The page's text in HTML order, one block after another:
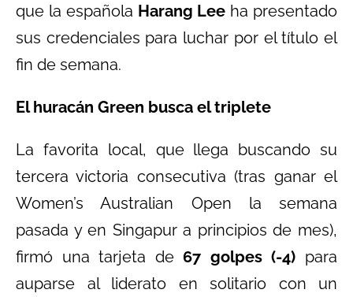
que la española Harang Lee ha presentado
sus credenciales para luchar por el título el
fin de semana.
El huracán Green busca el triplete
La favorita local, que llega buscando su
tercera victoria consecutiva (tras ganar el
Women’s Australian Open la semana
pasada y en Singapur a principios de mes),
firmó una tarjeta de 67 golpes (-4) para
auparse al liderato en solitario con un